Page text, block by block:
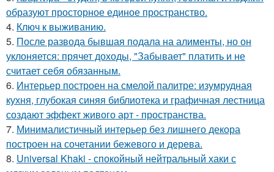
образуют просторное единое пространство.
4. Ключ к выживанию.
5. После развода бывшая подала на алименты, но он
уклоняется: прячет доходы, "Забывает" платить и не
считает себя обязанным.
6. Интерьер построен на смелой палитре: изумрудная
кухня, глубокая синяя библиотека и графичная лестница
создают эффект живого арт - пространства.
7. Минималистичный интерьер без лишнего декора
построен на сочетании бежевого и дерева.
8. Universal Khaki - спокойный нейтральный хаки с